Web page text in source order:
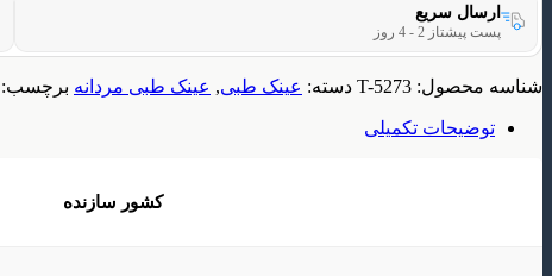
T5273
عدد
ارسال سریع
پست پیشتاز 2 - 4 روز
شناسه محصول: T-5273 دسته: عینک طبی, عینک طبی مردانه برچسب:
توضیحات تکمیلی
کشور سازنده